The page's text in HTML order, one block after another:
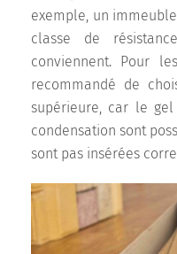
exemple, un
classe de
conviennent. Pour
recommandé de
supérieure, car le
condensation sont
sont pas insérées